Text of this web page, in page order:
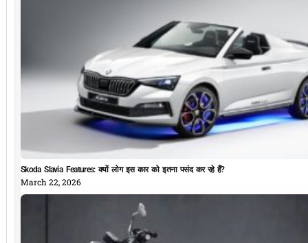
Skoda Slavia Features: क्यों लोग इस कार को इतना पसंद कर रहे हैं?
March 22, 2026